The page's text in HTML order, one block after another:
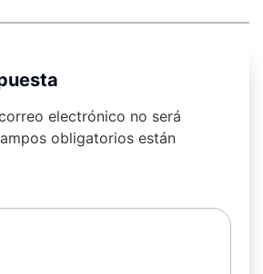
electrónico no será
obligatorios están